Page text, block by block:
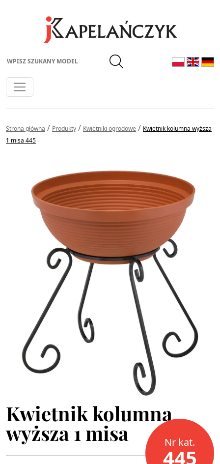
Wpisz szukany model
Strona główna / Produkty / Kwietniki ogrodowe / Kwietnik kolumna wyższa
1 misa 445
Kwietnik kolumna
wyższa 1 misa Nr kat.
445